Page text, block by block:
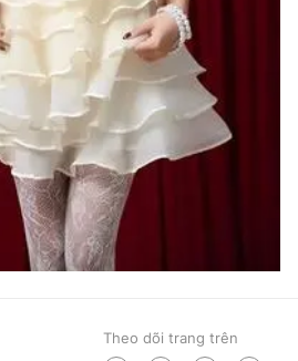
Theo dõi trang trên